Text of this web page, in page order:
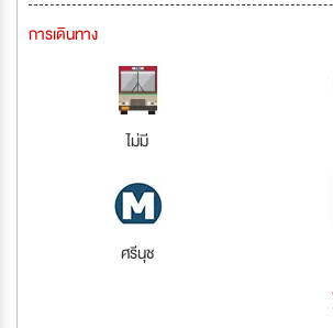
การเดินทาง
ไม่มี
ศรีนุช